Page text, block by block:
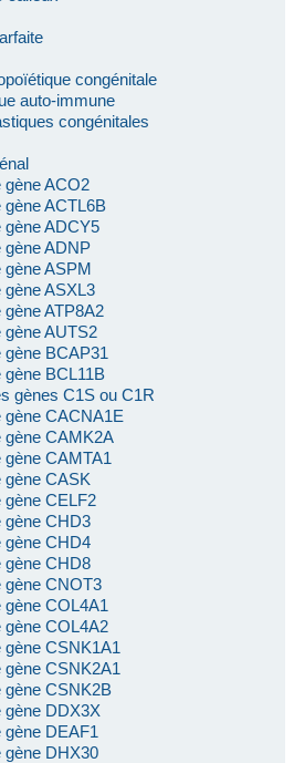
congénitale
auto-immune
congénitales
gène ACO2
ACTL6B
gène ADCY5
gène ADNP
ASPM
ASXL3
ATP8A2
AUTS2
BCAP31
BCL11B
gènes C1S ou C1R
CACNA1E
gène CAMK2A
CAMTA1
gène CASK
gène CELF2
gène CHD3
gène CHD4
gène CHD8
gène CNOT3
COL4A1
gène COL4A2
CSNK1A1
CSNK2A1
gène CSNK2B
gène DDX3X
DEAF1
gène DHX30